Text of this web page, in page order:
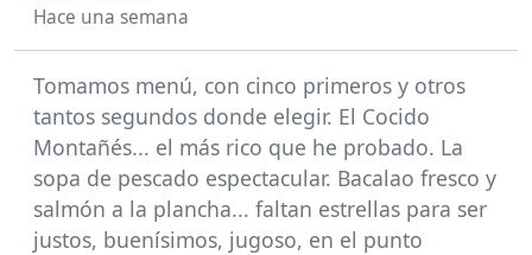
Hace una semana
Tomamos menú, con cinco primeros y otros
tantos segundos donde elegir. El Cocido
Montañés... el más rico que he probado. La
sopa de pescado espectacular. Bacalao fresco y
salmón a la plancha... faltan estrellas para ser
justos, buenísimos, jugoso, en el punto